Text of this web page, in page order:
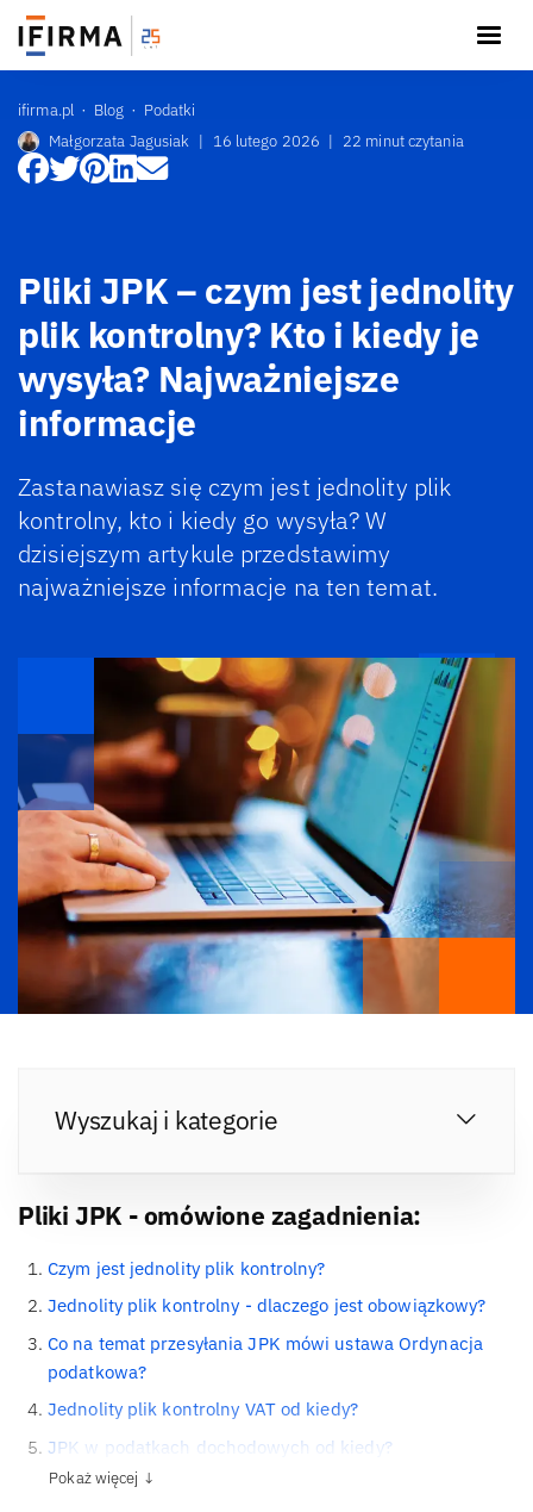
ifirma.pl Blog
Podatki
Małgorzata Jagusiak | 16 lutego 2026 | 22 minut czytania
Pliki JPK – czym jest jednolity
plik kontrolny? Kto i kiedy je
wysyła? Najważniejsze
informacje
Zastanawiasz się czym jest jednolity plik
kontrolny, kto i kiedy go wysyła? W
dzisiejszym artykule przedstawimy
najważniejsze informacje na ten temat.
Wyszukaj i kategorie
Pliki JPK - omówione zagadnienia:
Czym jest jednolity plik kontrolny?
Jednolity plik kontrolny - dlaczego jest obowiązkowy?
Co na temat przesyłania JPK mówi ustawa Ordynacja
podatkowa?
Jednolity plik kontrolny VAT od kiedy?
JPK w podatkach dochodowych od kiedy?
Pokaż więcej ↓